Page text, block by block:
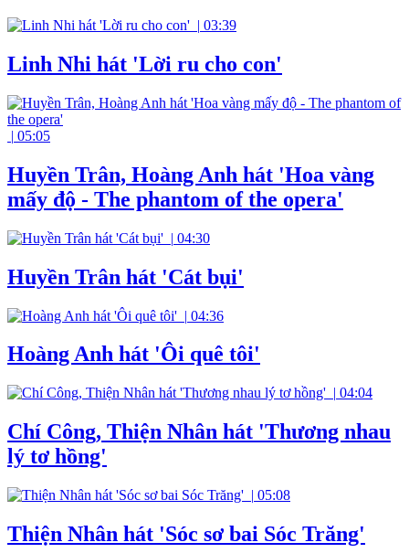
| 03:39
Linh Nhi hát 'Lời ru cho con'
| 05:05
Huyền Trân, Hoàng Anh hát 'Hoa vàng
mấy độ - The phantom of the opera'
| 04:30
Huyền Trân hát 'Cát bụi'
| 04:36
Hoàng Anh hát 'Ôi quê tôi'
| 04:04
Chí Công, Thiện Nhân hát 'Thương nhau
lý tơ hồng'
| 05:08
Thiện Nhân hát 'Sóc sơ bai Sóc Trăng'